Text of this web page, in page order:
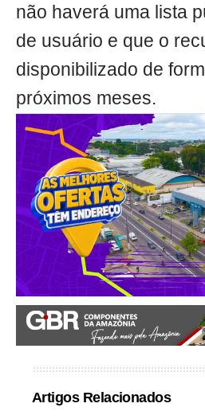
não haverá uma lista
de usuário e que o
disponibilizado de
próximos meses.
Artigos Relacionados